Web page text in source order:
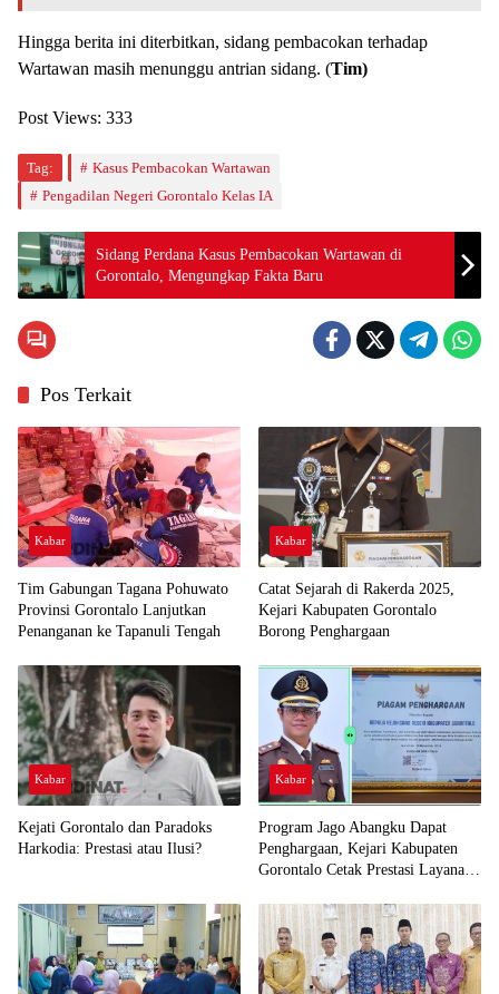
Hingga berita ini diterbitkan, sidang pembacokan terhadap
Wartawan masih menunggu antrian sidang. (Tim)
Post Views: 333
Tag:
Kasus Pembacokan Wartawan
Pengadilan Negeri Gorontalo Kelas IA
Sidang Perdana Kasus Pembacokan Wartawan di
Gorontalo, Mengungkap Fakta Baru
Pos Terkait
Kabar
Tim Gabungan Tagana Pohuwato
Provinsi Gorontalo Lanjutkan
Penanganan ke Tapanuli Tengah
Kabar
Catat Sejarah di Rakerda 2025,
Kejari Kabupaten Gorontalo
Borong Penghargaan
Kabar
Kejati Gorontalo dan Paradoks
Harkodia: Prestasi atau Ilusi?
Kabar
Program Jago Abangku Dapat
Penghargaan, Kejari Kabupaten
Gorontalo Cetak Prestasi Layanan